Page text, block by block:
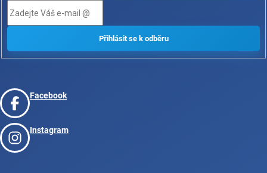
Facebook
Instagram